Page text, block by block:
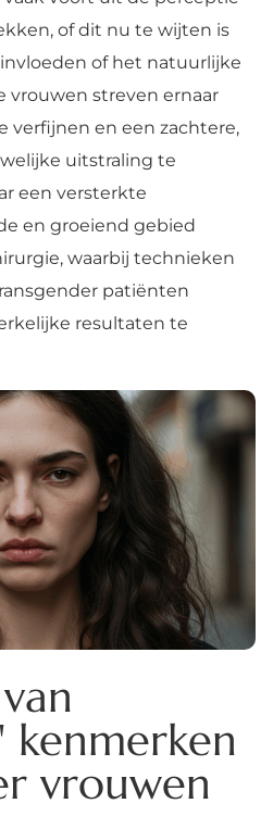
of dit nu te wijten is
of het natuurlijke
vrouwen streven ernaar
verfijnen en een zachtere,
uitstraling te
een versterkte
en groeiend gebied
waarbij technieken
patiënten
resultaten te
kenmerken
vrouwen